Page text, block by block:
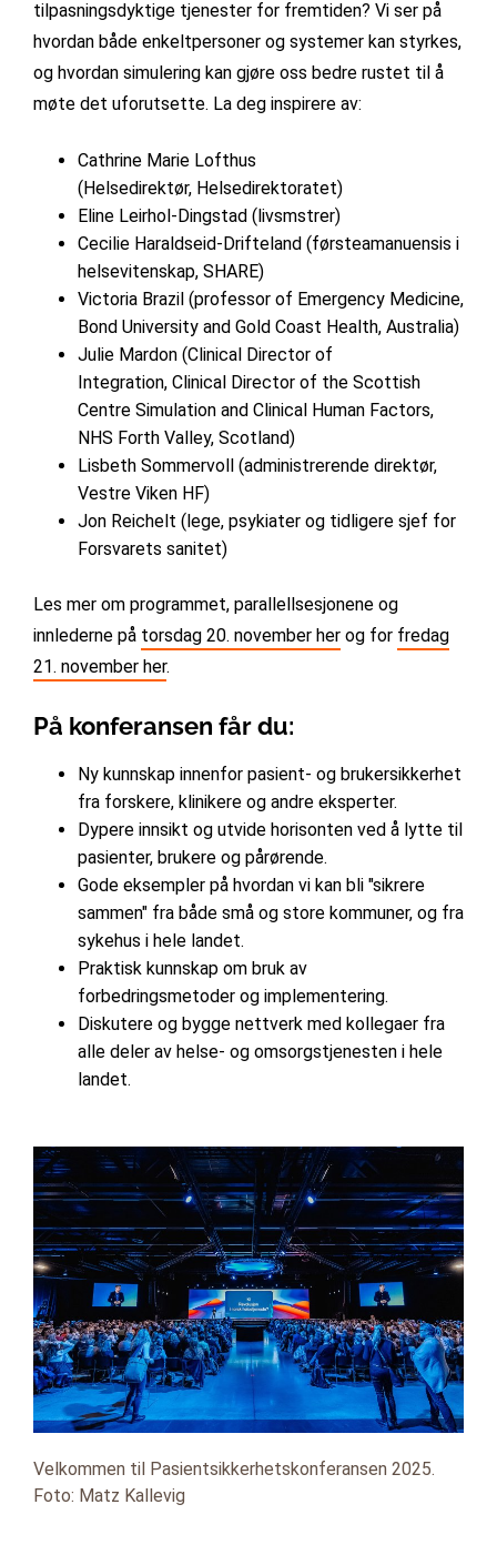
tilpasningsdyktige tjenester for fremtiden? Vi ser på
hvordan både enkeltpersoner og systemer kan styrkes,
og hvordan simulering kan gjøre oss bedre rustet til å
møte det uforutsette. La deg inspirere av:
Cathrine Marie Lofthus
(Helsedirektør, Helsedirektoratet)
Eline Leirhol-Dingstad (livsmstrer)
Cecilie Haraldseid-Drifteland (førsteamanuensis i
helsevitenskap, SHARE)
Victoria Brazil (professor of Emergency Medicine,
Bond University and Gold Coast Health, Australia)
Julie Mardon (Clinical Director of
Integration, Clinical Director of the Scottish
Centre Simulation and Clinical Human Factors,
NHS Forth Valley, Scotland)
Lisbeth Sommervoll (administrerende direktør,
Vestre Viken HF)
Jon Reichelt (lege, psykiater og tidligere sjef for
Forsvarets sanitet)
Les mer om programmet, parallellsesjonene og
innlederne på torsdag 20. november her og for fredag
21. november her.
På konferansen får du:
Ny kunnskap innenfor pasient- og brukersikkerhet
fra forskere, klinikere og andre eksperter.
Dypere innsikt og utvide horisonten ved å lytte til
pasienter, brukere og pårørende.
Gode eksempler på hvordan vi kan bli "sikrere
sammen" fra både små og store kommuner, og fra
sykehus i hele landet.
Praktisk kunnskap om bruk av
forbedringsmetoder og implementering.
Diskutere og bygge nettverk med kollegaer fra
alle deler av helse- og omsorgstjenesten i hele
landet.
Velkommen til Pasientsikkerhetskonferansen 2025.
Foto: Matz Kallevig